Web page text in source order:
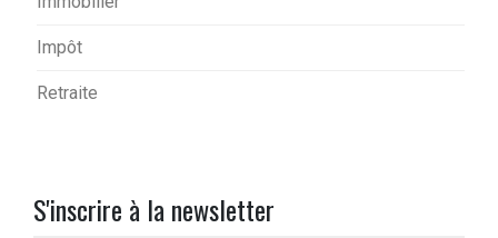
Impôt
Retraite
S'inscrire à la newsletter